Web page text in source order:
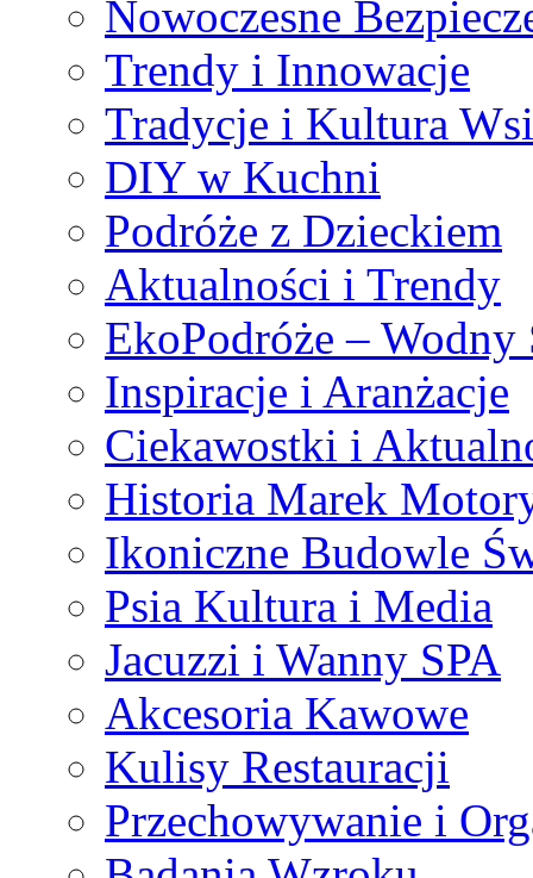
Nowoczesne
Trendy i Innowacje
Tradycje i Kultura Wsi
DIY w Kuchni
Podróże z Dzieckiem
Aktualności i Trendy
EkoPodróże –
Inspiracje i Aranżacje
Ciekawostki i
Historia Marek
Ikoniczne Budowle
Psia Kultura i Media
Jacuzzi i Wanny SPA
Akcesoria Kawowe
Kulisy Restauracji
Przechowywanie i